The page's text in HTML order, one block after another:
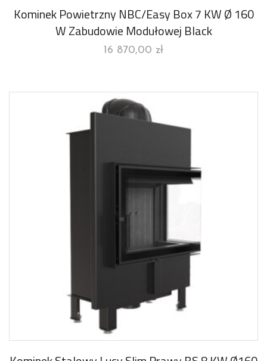
Kominek Powietrzny NBC/Easy Box 7 KW Ø 160
W Zabudowie Modułowej Black
16 870,00 zł